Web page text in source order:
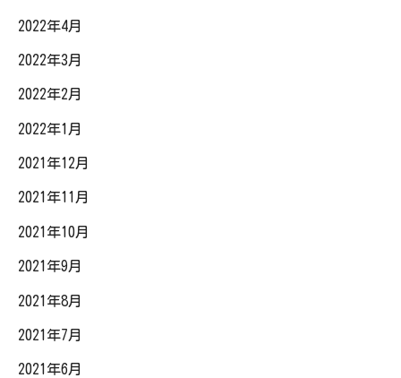
2022年4月
2022年3月
2022年2月
2022年1月
2021年12月
2021年11月
2021年10月
2021年9月
2021年8月
2021年7月
2021年6月